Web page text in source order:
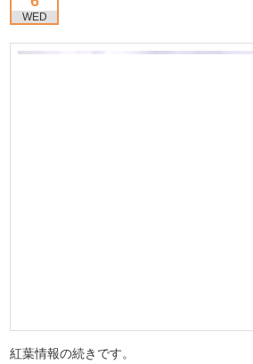
WED
紅葉情報の続きです。